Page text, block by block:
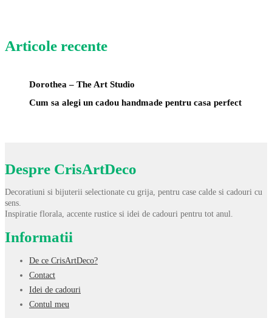
Articole recente
Dorothea – The Art Studio
Cum sa alegi un cadou handmade pentru casa perfect
Despre CrisArtDeco
Decoratiuni si bijuterii selectionate cu grija, pentru case calde si cadouri cu
sens.
Inspiratie florala, accente rustice si idei de cadouri pentru tot anul.
Informatii
De ce CrisArtDeco?
Contact
Idei de cadouri
Contul meu